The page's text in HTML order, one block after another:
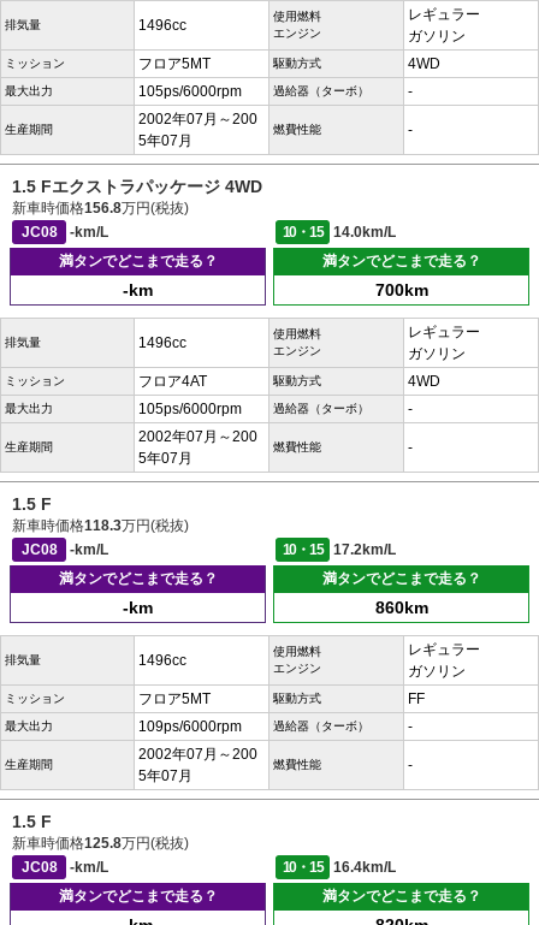
排気量 1496cc
使用燃料
エンジン
レギュラー
ガソリン
ミッション フロア5MT 駆動方式 4WD
最大出力 105ps/6000rpm 過給器（ターボ） -
生産期間
2002年07月～200
5年07月
燃費性能 -
1.5 Fエクストラパッケージ 4WD
新車時価格156.8万円(税抜)
JC08
-km/L 10・15
14.0km/L
満タンでどこまで走る？
-km
満タンでどこまで走る？
700km
排気量 1496cc
使用燃料
エンジン
レギュラー
ガソリン
ミッション フロア4AT 駆動方式 4WD
最大出力 105ps/6000rpm 過給器（ターボ） -
生産期間
2002年07月～200
5年07月
燃費性能 -
1.5 F
新車時価格118.3万円(税抜)
JC08
-km/L 10・15
17.2km/L
満タンでどこまで走る？
-km
満タンでどこまで走る？
860km
排気量 1496cc
使用燃料
エンジン
レギュラー
ガソリン
ミッション フロア5MT 駆動方式 FF
最大出力 109ps/6000rpm 過給器（ターボ） -
生産期間
2002年07月～200
5年07月
燃費性能 -
1.5 F
新車時価格125.8万円(税抜)
JC08
-km/L 10・15
16.4km/L
満タンでどこまで走る？
満タンでどこまで走る？